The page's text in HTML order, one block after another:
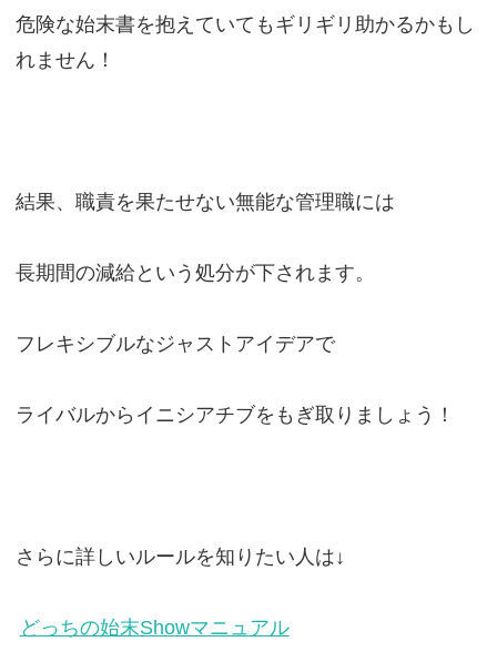
危険な始末書を抱えていてもギリギリ助かるかもし
れません！
結果、職責を果たせない無能な管理職には
長期間の減給という処分が下されます。
フレキシブルなジャストアイデアで
ライバルからイニシアチブをもぎ取りましょう！
さらに詳しいルールを知りたい人は↓
どっちの始末Showマニュアル